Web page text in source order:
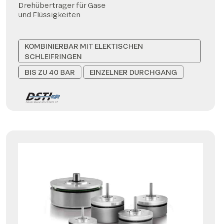
Drehübertrager für Gase
und Flüssigkeiten
KOMBINIERBAR MIT ELEKTISCHEN
SCHLEIFRINGEN
BIS ZU 40 BAR
EINZELNER DURCHGANG